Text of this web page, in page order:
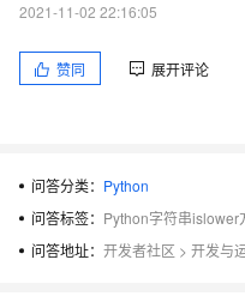
2021-11-02 22:16:05
赞同 展开评论
问答分类： Python
问答标签： Python字符串islower
问答地址： 开发者社区 > 开发与